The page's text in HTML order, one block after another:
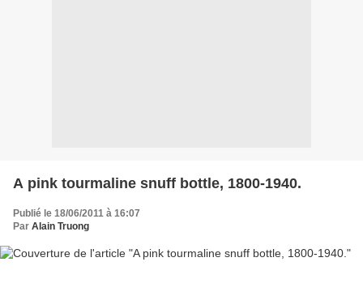
A pink tourmaline snuff bottle, 1800-1940.
Publié le 18/06/2011 à 16:07
Par Alain Truong